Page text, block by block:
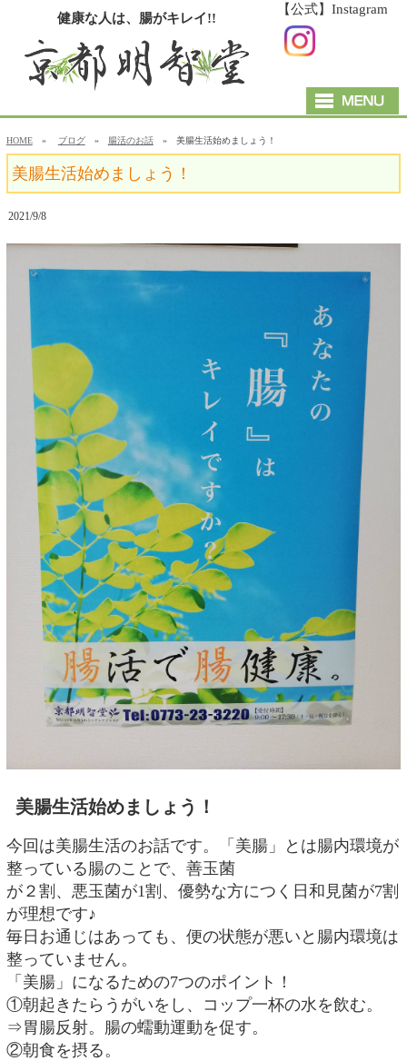
健康な人は、腸がキレイ!!
【公式】Instagram
HOME» ブログ» 腸活のお話» 美腸生活始めましょう！
美腸生活始めましょう！
2021/9/8
美腸生活始めましょう！
今回は美腸生活のお話です。「美腸」とは腸内環境が
整っている腸のことで、善玉菌
が２割、悪玉菌が1割、優勢な方につく日和見菌が7割
が理想です♪
毎日お通じはあっても、便の状態が悪いと腸内環境は
整っていません。
「美腸」になるための7つのポイント！
①朝起きたらうがいをし、コップ一杯の水を飲む。
⇒胃腸反射。腸の蠕動運動を促す。
②朝食を摂る。